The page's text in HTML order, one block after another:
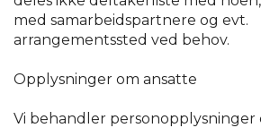
med samarbeidspartnere og evt.
arrangementssted ved behov.
Opplysninger om ansatte
Vi behandler personopplysninger